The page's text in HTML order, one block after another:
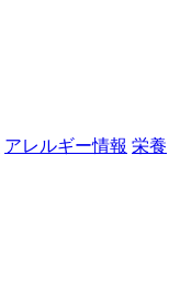
アレルギー情報 栄養